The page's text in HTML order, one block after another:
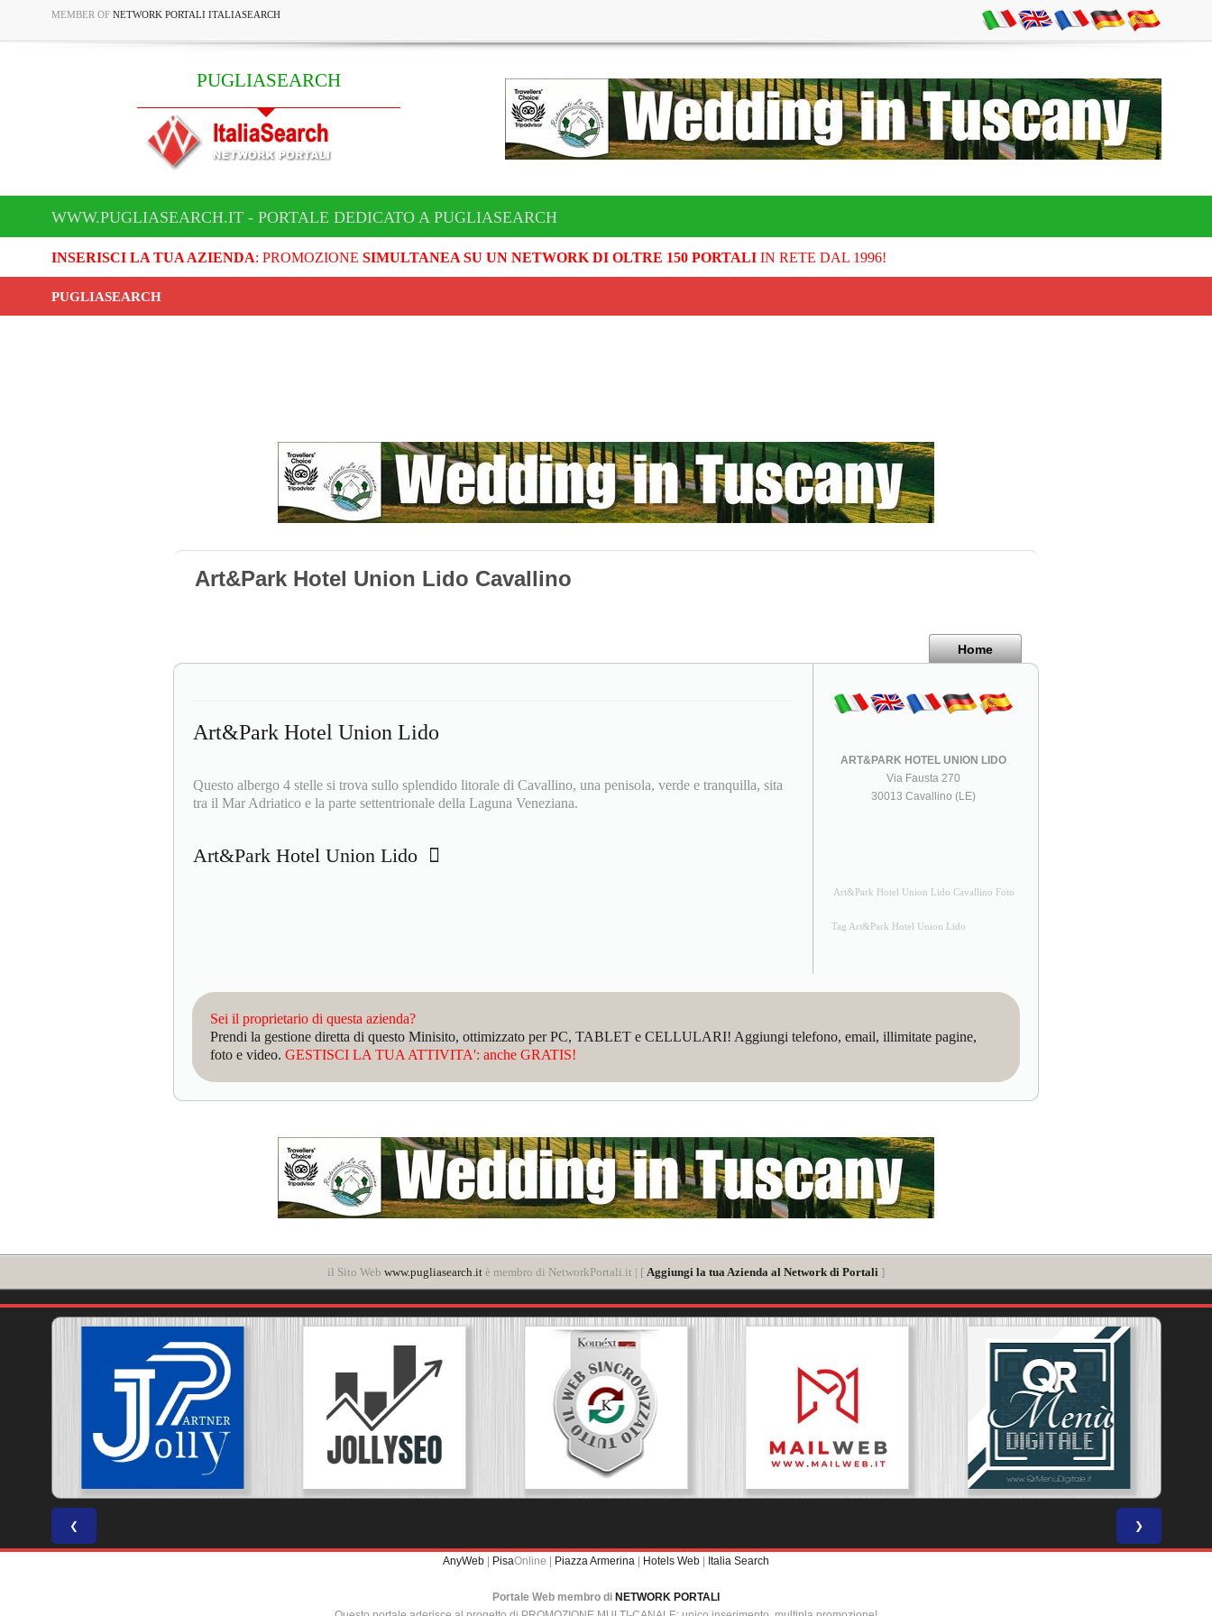
MEMBER OF NETWORK PORTALI ITALIASEARCH
PUGLIASEARCH
WWW.PUGLIASEARCH.IT - PORTALE DEDICATO A PUGLIASEARCH
INSERISCI LA TUA AZIENDA: PROMOZIONE SIMULTANEA SU UN NETWORK DI OLTRE 150 PORTALIIN RETE DAL 1996!
PUGLIASEARCH
Art&Park Hotel Union Lido Cavallino
Home
Art&Park Hotel Union Lido
Questo albergo 4 stelle si trova sullo splendido litorale di Cavallino, una penisola, verde e tranquilla, sita
tra il Mar Adriatico e la parte settentrionale della Laguna Veneziana.
Art&Park Hotel Union Lido
ART&PARK HOTEL UNION LIDO
Via Fausta 270
30013 Cavallino (LE)
Art&Park Hotel Union Lido Cavallino Foto
Tag Art&Park Hotel Union Lido
Sei il proprietario di questa azienda?
Prendi la gestione diretta di questo Minisito, ottimizzato per PC, TABLET e CELLULARI! Aggiungi telefono, email, illimitate pagine,
foto e video. GESTISCI LA TUA ATTIVITA': anche GRATIS!
il Sito Web www.pugliasearch.it è membro di NetworkPortali.it | [ Aggiungi la tua Azienda al Network di Portali ]
❮ ❯
AnyWeb | PisaOnline | Piazza Armerina | Hotels Web | Italia Search
Portale Web membro di NETWORK PORTALI